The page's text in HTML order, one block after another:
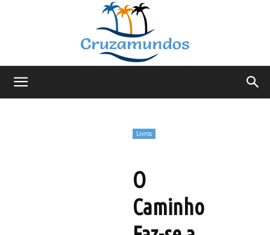
Livros
O
Caminho